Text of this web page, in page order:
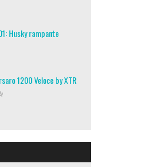
Husky rampante
1200 Veloce by XTR